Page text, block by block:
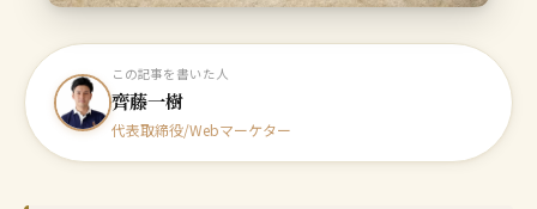
この記事を書いた人
齊藤一樹
代表取締役/Webマーケター